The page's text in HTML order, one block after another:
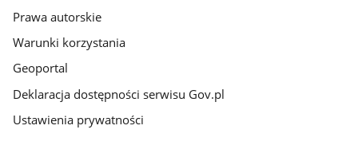
Prawa autorskie
Warunki korzystania
Geoportal
Deklaracja dostępności serwisu Gov.pl
Ustawienia prywatności